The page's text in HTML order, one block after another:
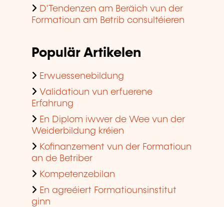
D'Tendenzen am Beräich vun der
Formatioun am Betrib consultéieren
Populär Artikelen
Erwuessenebildung
Validatioun vun erfuerene
Erfahrung
En Diplom iwwer de Wee vun der
Weiderbildung kréien
Kofinanzement vun der Formatioun
an de Betriber
Kompetenzebilan
En agreéiert Formatiounsinstitut
ginn